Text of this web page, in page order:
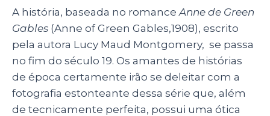
A história, baseada no romance Anne de Green
Gables (Anne of Green Gables,1908), escrito
pela autora Lucy Maud Montgomery, se passa
no fim do século 19. Os amantes de histórias
de época certamente irão se deleitar com a
fotografia estonteante dessa série que, além
de tecnicamente perfeita, possui uma ótica